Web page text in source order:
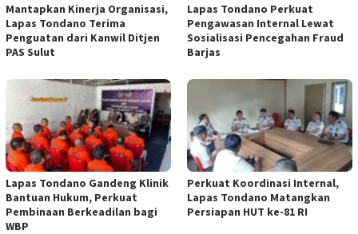
Mantapkan Kinerja Organisasi,
Lapas Tondano Terima
Penguatan dari Kanwil Ditjen
PAS Sulut
Lapas Tondano Perkuat
Pengawasan Internal Lewat
Sosialisasi Pencegahan Fraud
Barjas
Lapas Tondano Gandeng Klinik
Bantuan Hukum, Perkuat
Pembinaan Berkeadilan bagi
WBP
Perkuat Koordinasi Internal,
Lapas Tondano Matangkan
Persiapan HUT ke-81 RI